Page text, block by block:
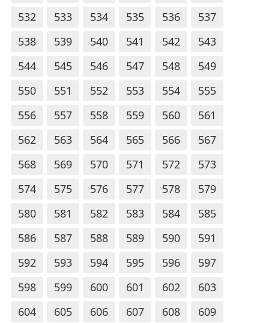
532
533 534 535 536
537
538
539 540 541 542
543
544
545 546 547 548
549
550
551 552 553 554
555
556
557 558 559 560
561
562
563 564 565 566
567
568
569 570 571 572
573
574
575 576 577 578
579
580
581 582 583 584
585
586
587 588 589 590
591
592
593 594 595 596
597
598
599 600 601 602
603
604
605 606 607 608
609